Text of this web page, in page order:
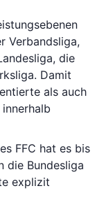
Verbandsliga,
die
Damit
als auch
FFC hat es bis
die Bundesliga
explizit